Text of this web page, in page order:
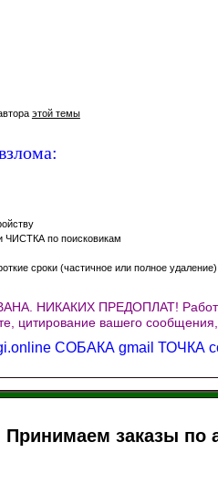
этой темы
ЧИСТКА по поисковикам
сроки (частичное или полное удаление)
НИКАКИХ ПРЕДОПЛАТ!
цитирование вашего
СОБАКА gmail ТОЧКА
Принимаем заказы